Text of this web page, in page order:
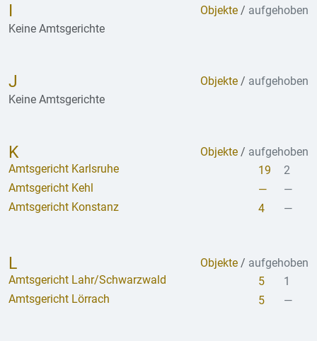
I Objekte / aufgehoben
Keine Amtsgerichte
J Objekte / aufgehoben
Keine Amtsgerichte
K Objekte / aufgehoben
Amtsgericht Karlsruhe
19
2
Amtsgericht Kehl
—
—
Amtsgericht Konstanz
4 —
L Objekte / aufgehoben
Amtsgericht Lahr/Schwarzwald
5
1
Amtsgericht Lörrach
5 —